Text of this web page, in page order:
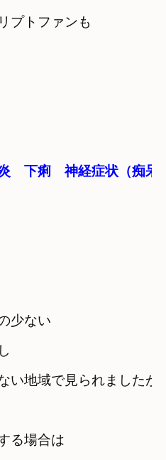
プトファンも
少ない
い地域で見られましたが
る場合は